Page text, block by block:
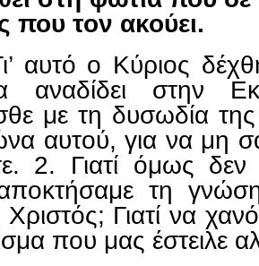
που τον ακούει.
αυτό ο Κύριος
αναδίδει στην
με τη δυσωδία
αυτού, για να μη
2. Γιατί όμως δεν
τη
Χριστός; Γιατί να
που μας έστειλε